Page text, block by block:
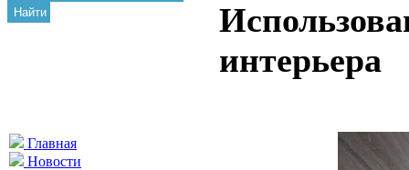
Найти
Главная
Новости
интерьера